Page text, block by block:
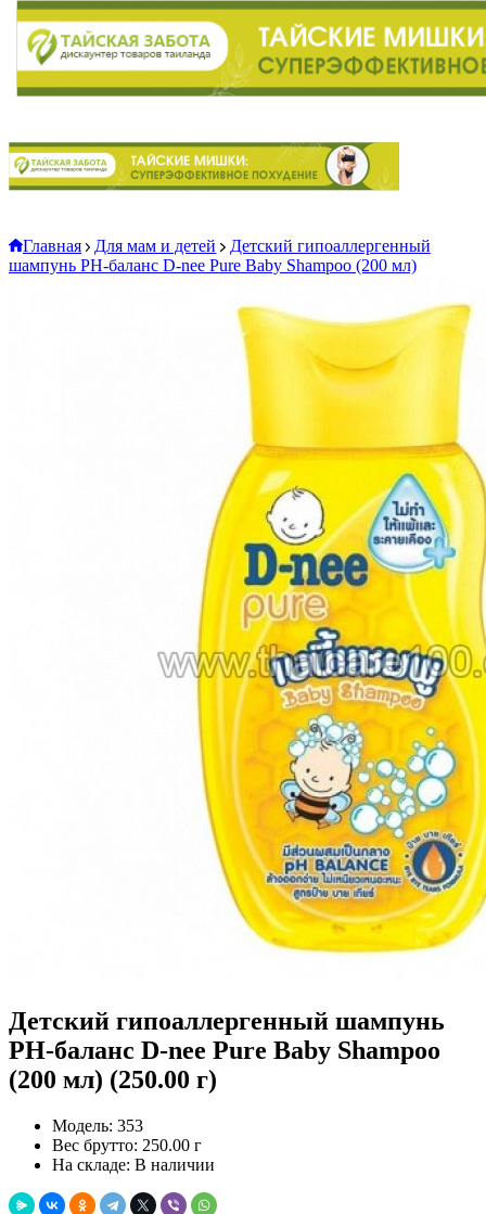
Главная Для мам и детей
Детский гипоаллергенный
шампунь РН-баланс D-nee Pure Baby Shampoo (200 мл)
Детский гипоаллергенный шампунь
РН-баланс D-nee Pure Baby Shampoo
(200 мл) (250.00 г)
Модель: 353
Вес брутто: 250.00 г
На складе: В наличии